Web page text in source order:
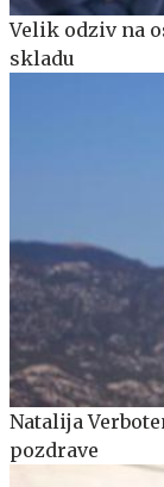
Velik odziv na
skladu
Natalija
pozdrave